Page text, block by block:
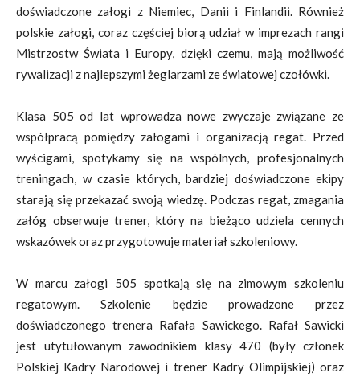
doświadczone załogi z Niemiec, Danii i Finlandii. Również
polskie załogi, coraz częściej biorą udział w imprezach rangi
Mistrzostw Świata i Europy, dzięki czemu, mają możliwość
rywalizacji z najlepszymi żeglarzami ze światowej czołówki.
Klasa 505 od lat wprowadza nowe zwyczaje związane ze
współpracą pomiędzy załogami i organizacją regat. Przed
wyścigami, spotykamy się na wspólnych, profesjonalnych
treningach, w czasie których, bardziej doświadczone ekipy
starają się przekazać swoją wiedzę. Podczas regat, zmagania
załóg obserwuje trener, który na bieżąco udziela cennych
wskazówek oraz przygotowuje materiał szkoleniowy.
W marcu załogi 505 spotkają się na zimowym szkoleniu
regatowym. Szkolenie będzie prowadzone przez
doświadczonego trenera Rafała Sawickego. Rafał Sawicki
jest utytułowanym zawodnikiem klasy 470 (były członek
Polskiej Kadry Narodowej i trener Kadry Olimpijskiej) oraz